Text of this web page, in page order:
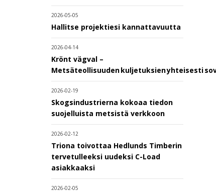
2026-05-05
Hallitse projektiesi kannattavuutta
2026-04-14
Krönt vägval –
Metsäteollisuuden kuljetuksien yhteisesti
2026-02-19
Skogsindustrierna kokoaa tiedon
suojelluista metsistä verkkoon
2026-02-12
Triona toivottaa Hedlunds Timberin
tervetulleeksi uudeksi C-Load
asiakkaaksi
2026-02-05